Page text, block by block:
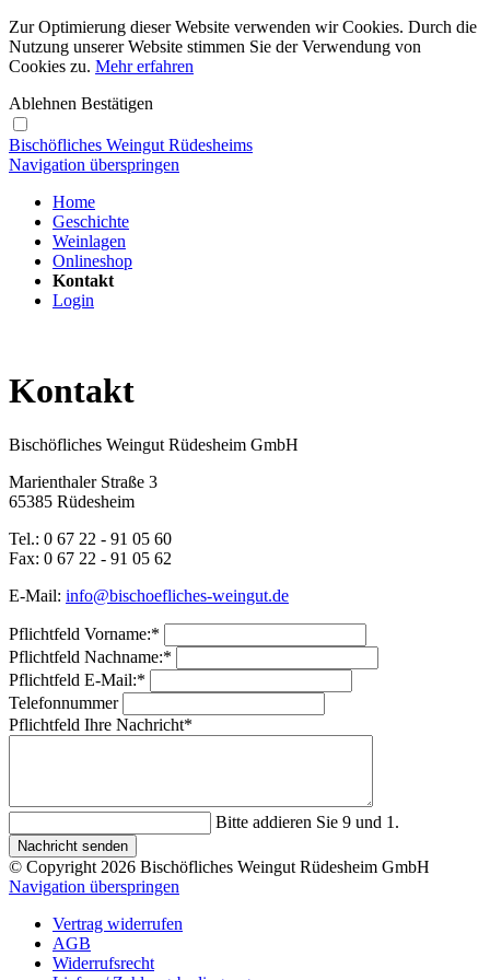
Zur Optimierung dieser Website verwenden wir Cookies. Durch die
Nutzung unserer Website stimmen Sie der Verwendung von
Cookies zu. Mehr erfahren
Ablehnen Bestätigen
Bischöfliches Weingut Rüdesheims
Navigation überspringen
Home
Geschichte
Weinlagen
Onlineshop
Kontakt
Login
Kontakt
Bischöfliches Weingut Rüdesheim GmbH
Marienthaler Straße 3
65385 Rüdesheim
Tel.: 0 67 22 - 91 05 60
Fax: 0 67 22 - 91 05 62
E-Mail: info@bischoefliches-weingut.de
Pflichtfeld Vorname:*
Pflichtfeld Nachname:*
Pflichtfeld E-Mail:*
Telefonnummer
Pflichtfeld Ihre Nachricht*
Bitte addieren Sie 9 und 1.
Nachricht senden
© Copyright 2026 Bischöfliches Weingut Rüdesheim GmbH
Navigation überspringen
Vertrag widerrufen
AGB
Widerrufsrecht